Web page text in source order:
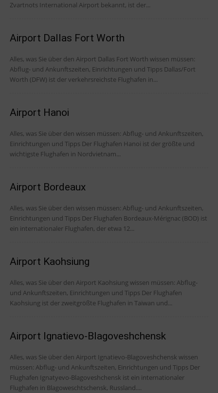
Zvartnots International Airport bekannt, ist der...
Airport Dallas Fort Worth
Alles, was Sie über den Airport Dallas Fort Worth wissen müssen:
Abflug- und Ankunftszeiten, Einrichtungen und Tipps Dallas/Fort
Worth (DFW) ist der verkehrsreichste Flughafen in...
Airport Hanoi
Alles, was Sie über den wissen müssen: Abflug- und Ankunftszeiten,
Einrichtungen und Tipps Der Flughafen Hanoi ist der größte und
wichtigste Flughafen in Nordvietnam...
Airport Bordeaux
Alles, was Sie über den wissen müssen: Abflug- und Ankunftszeiten,
Einrichtungen und Tipps Der Flughafen Bordeaux-Mérignac (BOD) ist
ein internationaler Flughafen, der etwa 12...
Airport Kaohsiung
Alles, was Sie über den Airport Kaohsiung wissen müssen: Abflug-
und Ankunftszeiten, Einrichtungen und Tipps Der Flughafen
Kaohsiung ist der zweitgrößte Flughafen in Taiwan und...
Airport Ignatievo-Blagoveshchensk
Alles, was Sie über den Airport Ignatievo-Blagoveshchensk wissen
müssen: Abflug- und Ankunftszeiten, Einrichtungen und Tipps Der
Flughafen Ignatyevo-Blagoveshchensk ist ein internationaler
Flughafen in Blagoweschtschensk, Russland....